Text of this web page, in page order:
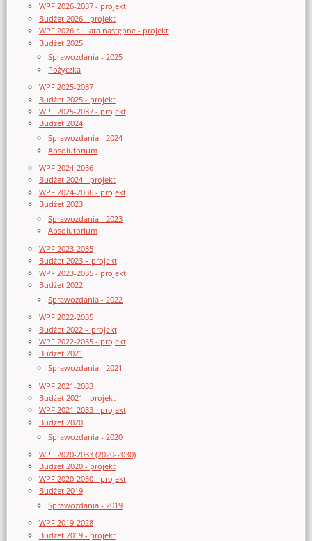
WPF 2026-2037 - projekt
Budżet 2026 - projekt
WPF 2026 r. i lata następne - projekt
Budżet 2025
Sprawozdania - 2025
Pożyczka
WPF 2025-2037
Budżet 2025 - projekt
WPF 2025-2037 - projekt
Budżet 2024
Sprawozdania - 2024
Absolutorium
WPF 2024-2036
Budżet 2024 - projekt
WPF 2024-2036 - projekt
Budżet 2023
Sprawozdania - 2023
Absolutorium
WPF 2023-2035
Budżet 2023 – projekt
WPF 2023-2035 - projekt
Budżet 2022
Sprawozdania - 2022
WPF 2022-2035
Budżet 2022 – projekt
WPF 2022-2035 - projekt
Budżet 2021
Sprawozdania - 2021
WPF 2021-2033
Budżet 2021 - projekt
WPF 2021-2033 - projekt
Budżet 2020
Sprawozdania - 2020
WPF 2020-2033 (2020-2030)
Budżet 2020 - projekt
WPF 2020-2030 - projekt
Budżet 2019
Sprawozdania - 2019
WPF 2019-2028
Budżet 2019 - projekt